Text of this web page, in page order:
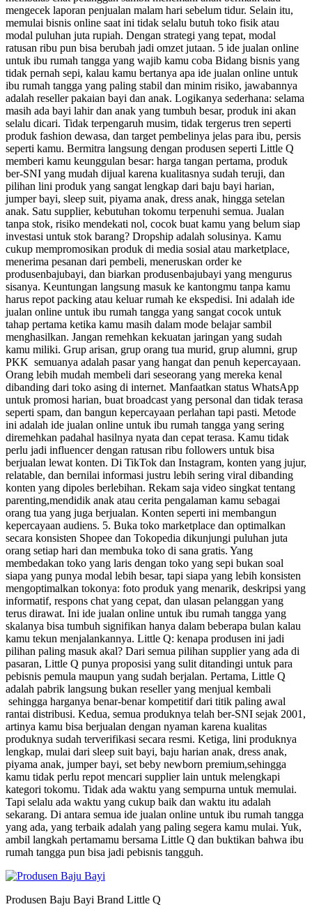
mengecek laporan penjualan malam hari sebelum tidur. Selain itu,
memulai bisnis online saat ini tidak selalu butuh toko fisik atau
modal puluhan juta rupiah. Dengan strategi yang tepat, modal
ratusan ribu pun bisa berubah jadi omzet jutaan. 5 ide jualan online
untuk ibu rumah tangga yang wajib kamu coba Bidang bisnis yang
tidak pernah sepi, kalau kamu bertanya apa ide jualan online untuk
ibu rumah tangga yang paling stabil dan minim risiko, jawabannya
adalah reseller pakaian bayi dan anak. Logikanya sederhana: selama
masih ada bayi lahir dan anak yang tumbuh besar, produk ini akan
selalu dicari. Tidak terpengaruh musim, tidak tergerus tren seperti
produk fashion dewasa, dan target pembelinya jelas para ibu, persis
seperti kamu. Bermitra langsung dengan produsen seperti Little Q
memberi kamu keunggulan besar: harga tangan pertama, produk
ber-SNI yang mudah dijual karena kualitasnya sudah teruji, dan
pilihan lini produk yang sangat lengkap dari baju bayi harian,
jumper bayi, sleep suit, piyama anak, dress anak, hingga setelan
anak. Satu supplier, kebutuhan tokomu terpenuhi semua. Jualan
tanpa stok, risiko mendekati nol, cocok buat kamu yang belum siap
investasi untuk stok barang? Dropship adalah solusinya. Kamu
cukup mempromosikan produk di media sosial atau marketplace,
menerima pesanan dari pembeli, meneruskan order ke
produsenbajubayi, dan biarkan produsenbajubayi yang mengurus
sisanya. Keuntungan langsung masuk ke kantongmu tanpa kamu
harus repot packing atau keluar rumah ke ekspedisi. Ini adalah ide
jualan online untuk ibu rumah tangga yang sangat cocok untuk
tahap pertama ketika kamu masih dalam mode belajar sambil
menghasilkan. Jangan remehkan kekuatan jaringan yang sudah
kamu miliki. Grup arisan, grup orang tua murid, grup alumni, grup
PKK semuanya adalah pasar yang hangat dan penuh kepercayaan.
Orang lebih mudah membeli dari seseorang yang mereka kenal
dibanding dari toko asing di internet. Manfaatkan status WhatsApp
untuk promosi harian, buat broadcast yang personal dan tidak terasa
seperti spam, dan bangun kepercayaan perlahan tapi pasti. Metode
ini adalah ide jualan online untuk ibu rumah tangga yang sering
diremehkan padahal hasilnya nyata dan cepat terasa. Kamu tidak
perlu jadi influencer dengan ratusan ribu followers untuk bisa
berjualan lewat konten. Di TikTok dan Instagram, konten yang jujur,
relatable, dan bernilai informasi justru lebih sering viral dibanding
konten yang dipoles berlebihan. Rekam saja video singkat tentang
parenting,mendidik anak atau cerita pengalaman kamu sebagai
orang tua yang juga berjualan. Konten seperti ini membangun
kepercayaan audiens. 5. Buka toko marketplace dan optimalkan
secara konsisten Shopee dan Tokopedia dikunjungi puluhan juta
orang setiap hari dan membuka toko di sana gratis. Yang
membedakan toko yang laris dengan toko yang sepi bukan soal
siapa yang punya modal lebih besar, tapi siapa yang lebih konsisten
mengoptimalkan tokonya: foto produk yang menarik, deskripsi yang
informatif, respons chat yang cepat, dan ulasan pelanggan yang
terus dirawat. Ini ide jualan online untuk ibu rumah tangga yang
skalanya bisa tumbuh signifikan hanya dalam beberapa bulan kalau
kamu tekun menjalankannya. Little Q: kenapa produsen ini jadi
pilihan paling masuk akal? Dari semua pilihan supplier yang ada di
pasaran, Little Q punya proposisi yang sulit ditandingi untuk para
pebisnis pemula maupun yang sudah berjalan. Pertama, Little Q
adalah pabrik langsung bukan reseller yang menjual kembali
sehingga harganya benar-benar kompetitif dari titik paling awal
rantai distribusi. Kedua, semua produknya telah ber-SNI sejak 2001,
artinya kamu bisa berjualan dengan nyaman karena kualitas
produknya sudah terverifikasi secara resmi. Ketiga, lini produknya
lengkap, mulai dari sleep suit bayi, baju harian anak, dress anak,
piyama anak, jumper bayi, set beby newborn premium,sehingga
kamu tidak perlu repot mencari supplier lain untuk melengkapi
kategori tokomu. Tidak ada waktu yang sempurna untuk memulai.
Tapi selalu ada waktu yang cukup baik dan waktu itu adalah
sekarang. Di antara semua ide jualan online untuk ibu rumah tangga
yang ada, yang terbaik adalah yang paling segera kamu mulai. Yuk,
ambil langkah pertamamu bersama Little Q dan buktikan bahwa ibu
rumah tangga pun bisa jadi pebisnis tangguh.
Produsen Baju Bayi Brand Little Q